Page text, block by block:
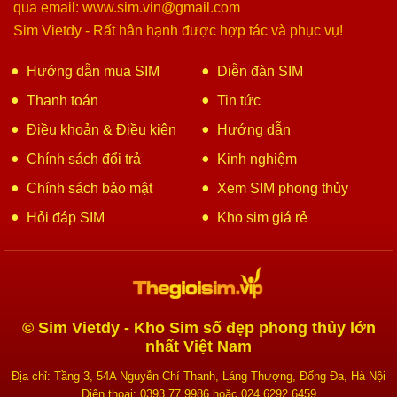
qua email: www.sim.vin@gmail.com
Sim Vietdy - Rất hân hạnh được hợp tác và phục vụ!
Hướng dẫn mua SIM
Thanh toán
Điều khoản & Điều kiện
Chính sách đổi trả
Chính sách bảo mật
Hỏi đáp SIM
Diễn đàn SIM
Tin tức
Hướng dẫn
Kinh nghiệm
Xem SIM phong thủy
Kho sim giá rẻ
© Sim Vietdy - Kho Sim số đẹp phong thủy lớn
nhất Việt Nam
Địa chỉ: Tầng 3, 54A Nguyễn Chí Thanh, Láng Thượng, Đống Đa, Hà Nội
Điện thoại: 0393.77.9986 hoặc 024.6292.6459